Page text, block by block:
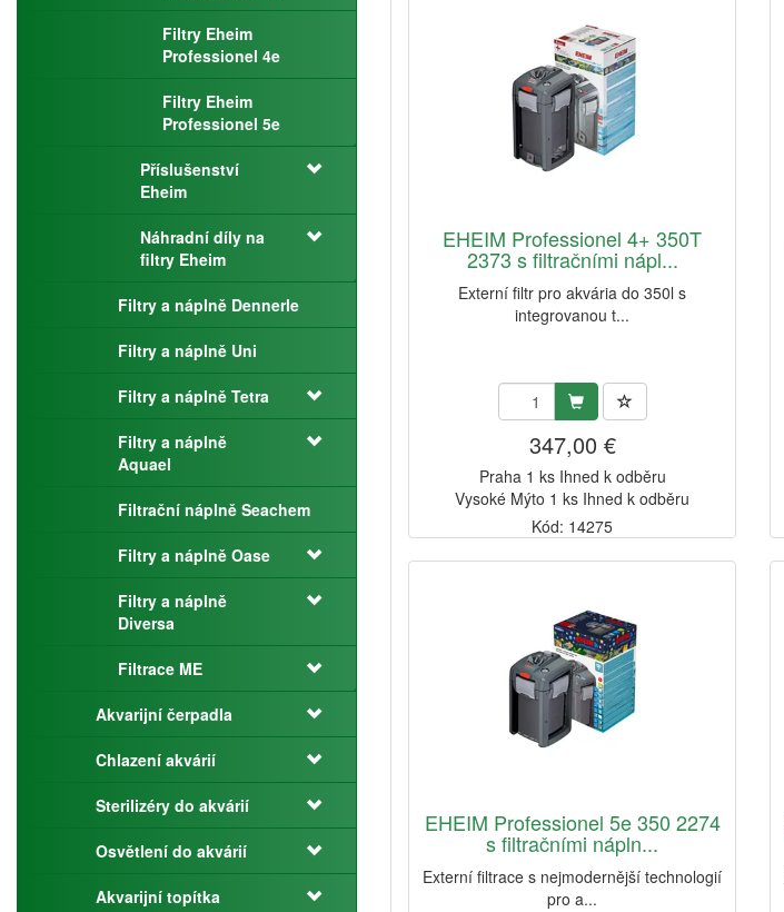
Filtry Eheim
Professionel 4e
Filtry Eheim
Professionel 5e
Příslušenství
Eheim
Náhradní díly na
filtry Eheim
Filtry a náplně Dennerle
Filtry a náplně Uni
Filtry a náplně Tetra
Filtry a náplně
Aquael
Filtrační náplně Seachem
Filtry a náplně Oase
Filtry a náplně
Diversa
Filtrace ME
Akvarijní čerpadla
Chlazení akvárií
Sterilizéry do akvárií
Osvětlení do akvárií
Akvarijní topítka
EHEIM Professionel 4+ 350T
2373 s filtračními nápl...
Externí filtr pro akvária do 350l s
integrovanou t...
347,00 €
Praha 1 ks Ihned k odběru
Vysoké Mýto 1 ks Ihned k odběru
Kód: 14275
EHEIM Professionel 5e 350 2274
s filtračními nápln...
Externí filtrace s nejmodernější technologií
pro a...